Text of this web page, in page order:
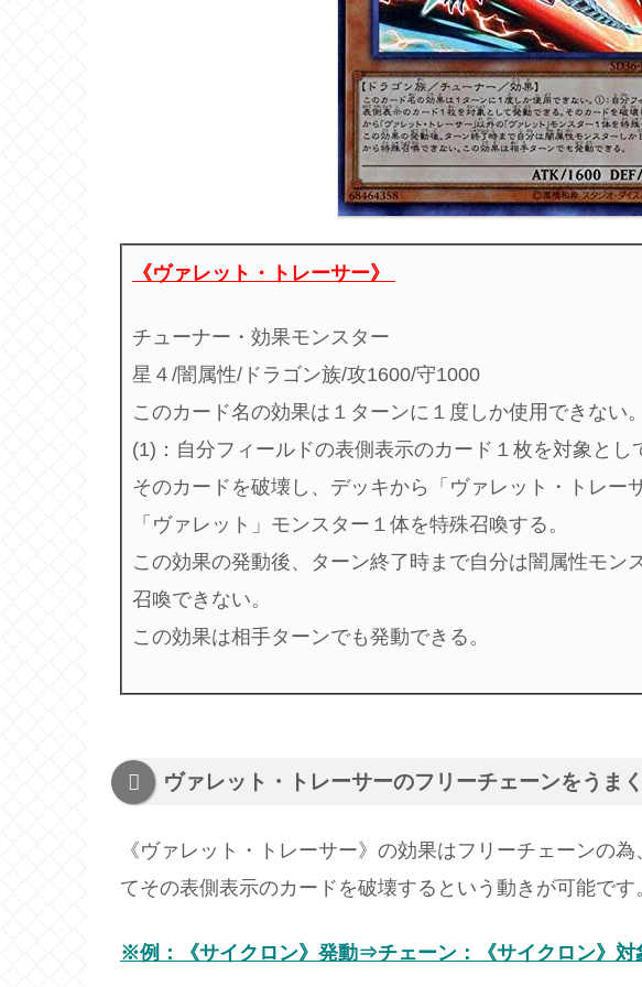
《ヴァレット・トレーサー》
チューナー・効果モンスター
星４/闇属性/ドラゴン族/攻1600/守1000
このカード名の効果は１ターンに１度しか使用できない。
(1)：自分フィールドの表側表示のカード１枚を対象とし
そのカードを破壊し、デッキから「ヴァレット・トレー
「ヴァレット」モンスター１体を特殊召喚する。
この効果の発動後、ターン終了時まで自分は闇属性モン
召喚できない。
この効果は相手ターンでも発動できる。
ヴァレット・トレーサーのフリーチェーンをうま
《ヴァレット・トレーサー》の効果はフリーチェーンの
てその表側表示のカードを破壊するという動きが可能です
※例：《サイクロン》発動⇒チェーン：《サイクロン》対